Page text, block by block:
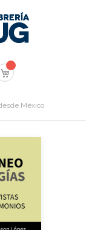
Mi carrito
México